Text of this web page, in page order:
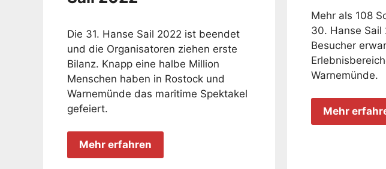
Die 31. Hanse Sail 2022 ist beendet
und die Organisatoren ziehen erste
Bilanz. Knapp eine halbe Million
Menschen haben in Rostock und
Warnemünde das maritime Spektakel
gefeiert.
Mehr erfahren
Mehr als 108
30. Hanse Sail
Besucher
Warnemünde.
Mehr